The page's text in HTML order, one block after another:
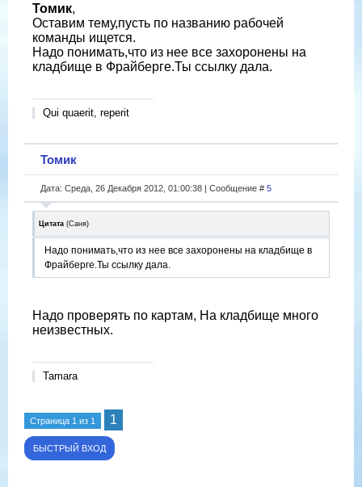
Томик,
Оставим тему,пусть по названию рабочей
команды ищется.
Надо понимать,что из нее все захоронены на
кладбище в Фрайберге.Ты ссылку дала.
Qui quaerit, reperit
Томик
Дата: Среда, 26 Декабря 2012, 01:00:38 | Сообщение # 5
Цитата (Саня)
Надо понимать,что из нее все захоронены на кладбище в
Фрайберге.Ты ссылку дала.
Надо проверять по картам, На кладбище много
неизвестных.
Tamara
Страница 1 из 1 1